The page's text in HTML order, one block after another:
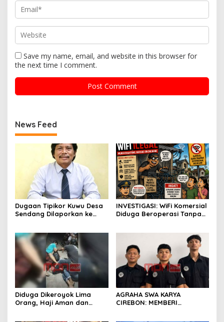
Save my name, email, and website in this browser for
the next time I comment.
News Feed
Dugaan Tipikor Kuwu Desa
Sendang Dilaporkan ke
Indramayu – Hukum Harus
Berjalan Bebas Tanpa
Campur Tangan
INVESTIGASI: WiFi Komersial
Diduga Beroperasi Tanpa
Diduga Dikeroyok Lima
Orang, Haji Aman dan
AGRAHA SWA KARYA
CIREBON: MEMBERI